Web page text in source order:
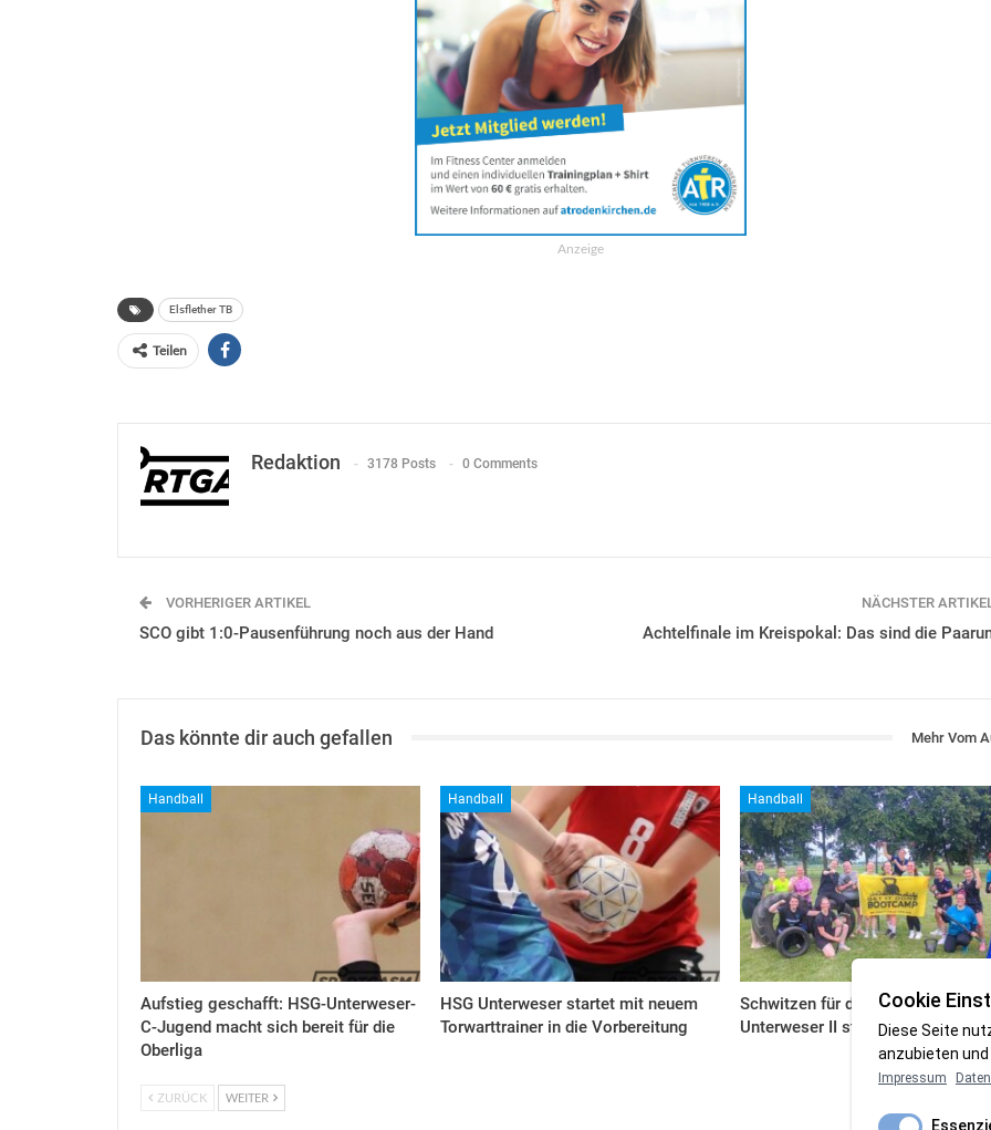
Anzeige
Elsflether TB
Teilen
Redaktion 3178 Posts 0 Comments
VORHERIGER ARTIKEL
SCO gibt 1:0-Pausenführung noch aus der Hand
NÄCHSTER
Achtelfinale im Kreispokal: Das sind die
Das könnte dir auch gefallen Mehr Vom
Handball
Aufstieg geschafft: HSG-Unterweser-
C-Jugend macht sich bereit für die
Oberliga
Handball
HSG Unterweser startet mit neuem
Torwarttrainer in die Vorbereitung
Handball
Schwitzen für die Top drei: HSG
Unterweser II startet durch
ZURÜCK WEITER
Cookie
Diese Seite
anzubieten
Impressum